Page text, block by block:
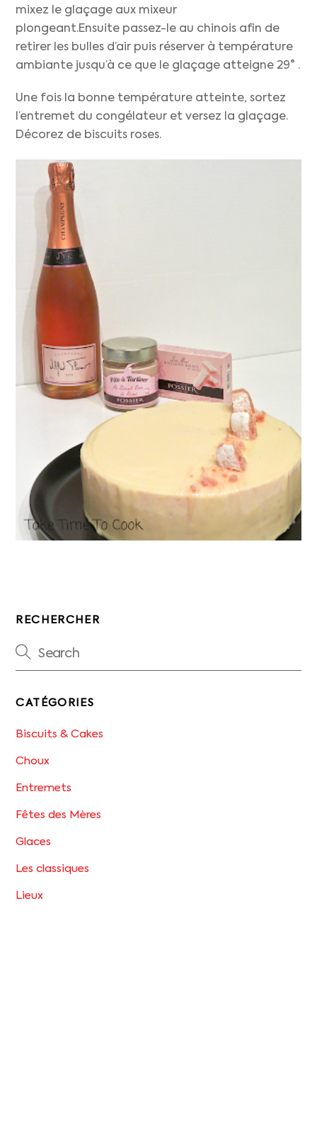
mixez le glaçage aux mixeur
plongeant.Ensuite passez-le au chinois afin de
retirer les bulles d’air puis réserver à température
ambiante jusqu’à ce que le glaçage atteigne 29° .
Une fois la bonne température atteinte, sortez
l’entremet du congélateur et versez la glaçage.
Décorez de biscuits roses.
RECHERCHER
CATÉGORIES
Biscuits & Cakes
Choux
Entremets
Fêtes des Mères
Glaces
Les classiques
Lieux